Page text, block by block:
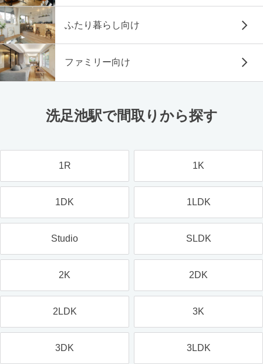
ふたり暮らし向け
ファミリー向け
洗足池駅で間取りから探す
1R 1K
1DK 1LDK
Studio SLDK
2K 2DK
2LDK 3K
3DK 3LDK